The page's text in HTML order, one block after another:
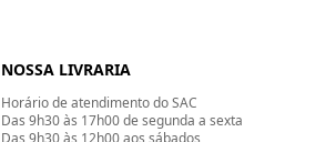
NOSSA LIVRARIA
Horário de atendimento do SAC
Das 9h30 às 17h00 de segunda a sexta
Das 9h30 às 12h00 aos sábados